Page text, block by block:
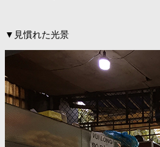
▼見慣れた光景